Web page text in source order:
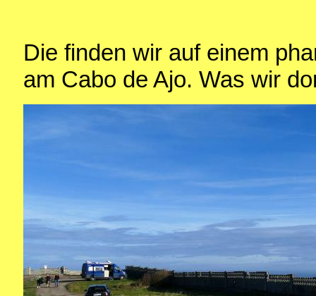
Die finden wir auf einem
am Cabo de Ajo. Was wir